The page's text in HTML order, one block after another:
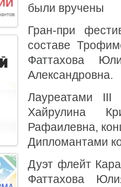
были вручены
Гран-при
составе
Фаттахова
Александровна.
Лауреатами III
Хайрулина
Рафаилевна,
Дипломантами
Дуэт флейт
Фаттахова